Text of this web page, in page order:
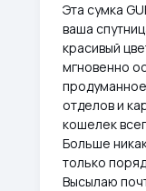
Эта сумка
ваша
красивый
мгновенно
отделов и
кошелек
Больше
только
Высылаю